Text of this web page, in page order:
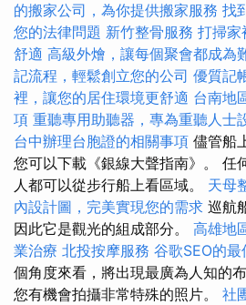
的搬家公司，為你提供搬家服務 找
您的法律問題 新竹整骨服務 打掃家
舒適 高級外燴，讓每個聚會都成為
記流程，輕鬆創立您的公司 優質記
裡，讓您的居住環境更舒適 台南地
項 重聽專用助聽器，專為重聽人士
台中辦理台胞證的相關事項 儘管船
您可以下載《銀線大聲指南》。 任
人都可以從步行船上看區域。 天母
內設計圖，完美實現您的需求 巡航
因此它是觀光的組成部分。 高雄地
業治療 北投按摩服務 谷歌SEO的最
個角度來看，將出現最廣為人知的
您有機會拍攝非常特殊的照片。 社